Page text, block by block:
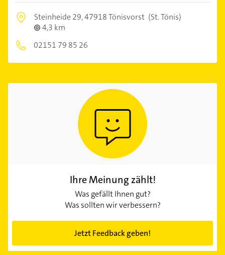
Steinheide 29,47918 Tönisvorst (St. Tönis)
4,3 km
02151 79 85 26
Ihre Meinung zählt!
Was gefällt Ihnen gut?
Was sollten wir verbessern?
Jetzt Feedback geben!